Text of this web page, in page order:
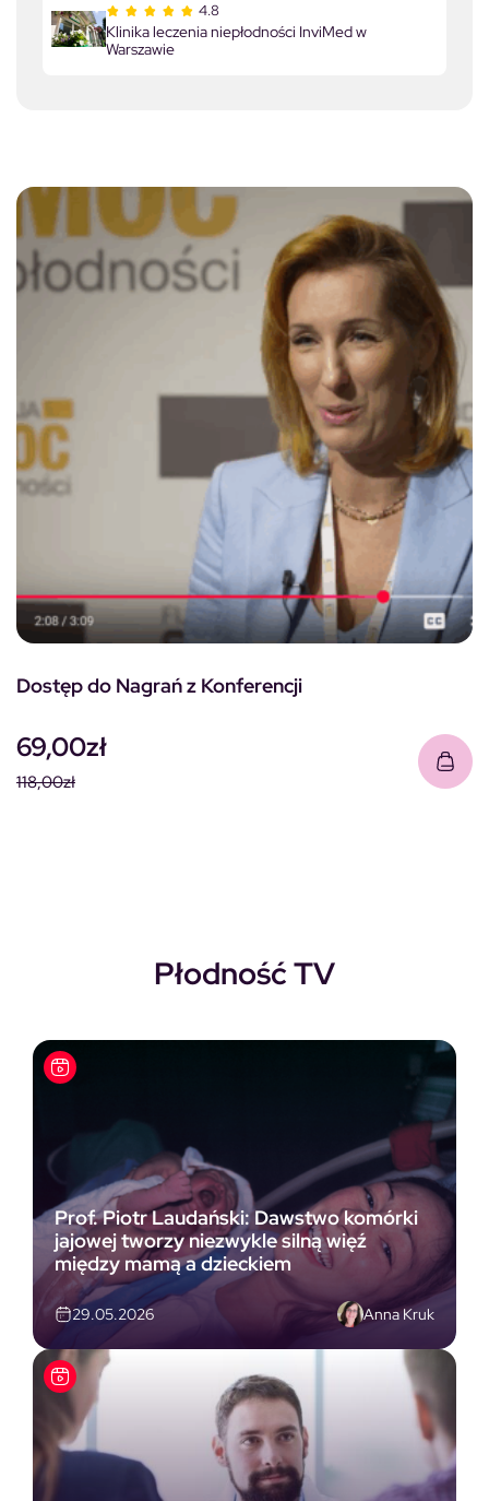
4.8
Klinika leczenia niepłodności InviMed w
Warszawie
Dostęp do Nagrań z Konferencji
118,00zł
69,00zł
Płodność TV
Prof. Piotr Laudański: Dawstwo komórki
jajowej tworzy niezwykle silną więź
między mamą a dzieckiem
29.05.2026 Anna Kruk